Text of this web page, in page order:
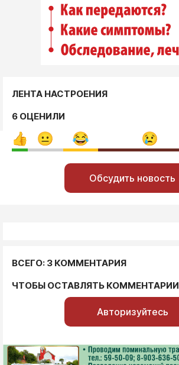
ЛЕНТА НАСТРОЕНИЯ
6 ОЦЕНИЛИ
Обсудить новость
ВСЕГО: 3 КОММЕНТАРИЯ
ЧТОБЫ ОСТАВЛЯТЬ КОММЕНТАРИИ
Авторизуйтесь